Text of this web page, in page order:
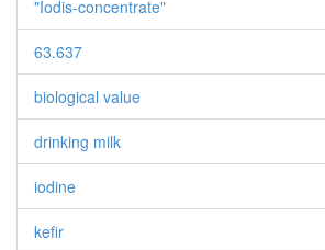
"Iodis-concentrate"
63.637
biological value
drinking milk
iodine
kefir